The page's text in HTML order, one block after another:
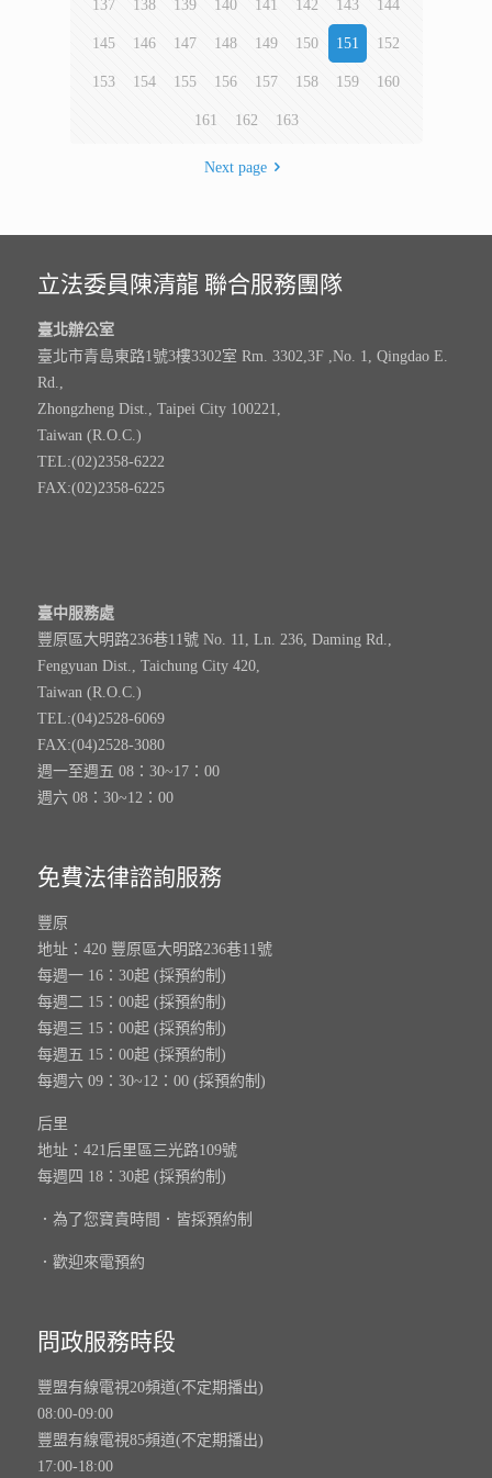
137 138 139 140 141 142 143 144
145 146 147 148 149 150 151 152
153 154 155 156 157 158 159 160
161 162 163
Next page
立法委員陳清龍 聯合服務團隊
臺北辦公室
臺北市青島東路1號3樓3302室 Rm. 3302,3F ,No. 1, Qingdao E.
Rd.,
Zhongzheng Dist., Taipei City 100221,
Taiwan (R.O.C.)
TEL:(02)2358-6222
FAX:(02)2358-6225
臺中服務處
豐原區大明路236巷11號 No. 11, Ln. 236, Daming Rd.,
Fengyuan Dist., Taichung City 420,
Taiwan (R.O.C.)
TEL:(04)2528-6069
FAX:(04)2528-3080
週一至週五 08：30~17：00
週六 08：30~12：00
免費法律諮詢服務
豐原
地址：420 豐原區大明路236巷11號
每週一 16：30起 (採預約制)
每週二 15：00起 (採預約制)
每週三 15：00起 (採預約制)
每週五 15：00起 (採預約制)
每週六 09：30~12：00 (採預約制)
后里
地址：421后里區三光路109號
每週四 18：30起 (採預約制)
．為了您寶貴時間．皆採預約制
．歡迎來電預約
問政服務時段
豐盟有線電視20頻道(不定期播出)
08:00-09:00
豐盟有線電視85頻道(不定期播出)
17:00-18:00